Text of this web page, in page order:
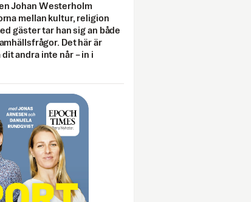
Johan Westerholm
mellan kultur, religion
gäster tar han sig an både
Det här är
andra inte når – in i